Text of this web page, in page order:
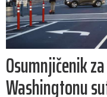
Osumnjičenik
Washingtonu